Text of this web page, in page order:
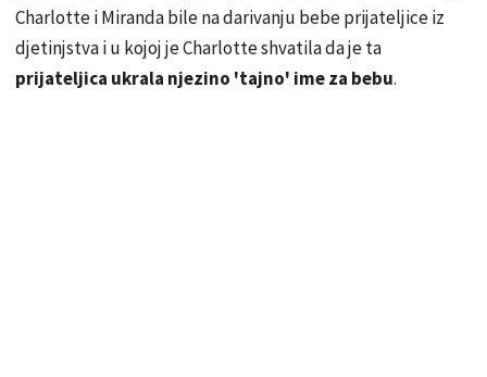
Charlotte i Miranda bile na darivanju bebe prijateljice iz
djetinjstva i u kojoj je Charlotte shvatila da je ta
prijateljica ukrala njezino 'tajno' ime za bebu.